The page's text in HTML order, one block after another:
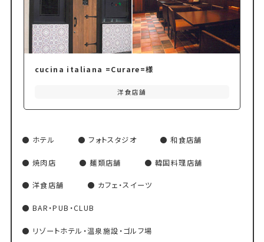
cucina italiana =Curare=様
洋食店舗
ホテル フォトスタジオ 和食店舗
焼肉店 麺類店舗 韓国料理店舗
洋食店舗 カフェ・スイーツ
BAR・PUB・CLUB
リゾートホテル・温泉施設・ゴルフ場